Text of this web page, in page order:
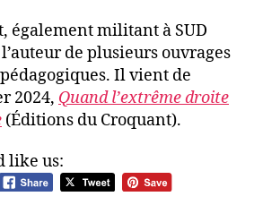
également militant à SUD
de plusieurs ouvrages
Il vient de
2024, Quand l’extrême droite
(Éditions du Croquant).
like us: